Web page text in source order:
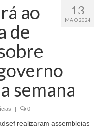
13
MAIO 2024
ao
de
semana
| 0
realizaram assembleias